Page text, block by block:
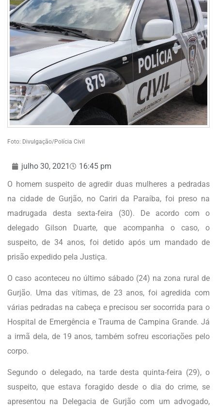
Foto: Divulgação/Polícia Civil
julho 30, 2021
16:45 pm
O homem suspeito de agredir duas mulheres a pedradas
na cidade de Gurjão, no Cariri da Paraíba, foi preso na
madrugada desta sexta-feira (30). De acordo com o
delegado Gilson Duarte, que acompanha o caso, o
suspeito, de 34 anos, foi detido após um mandado de
prisão expedido pela Justiça.
O caso aconteceu no último sábado (24) na zona rural de
Gurjão. Uma das vítimas, de 23 anos, foi agredida com
várias pedradas na cabeça e precisou ser socorrida para o
Hospital de Emergência e Trauma de Campina Grande. Já
a irmã dela, de 19 anos, também sofreu escoriações pelo
corpo.
Segundo o delegado, na tarde desta quinta-feira (29), o
suspeito, que estava foragido desde o dia do crime, se
apresentou na Delegacia de Gurjão com um advogado,